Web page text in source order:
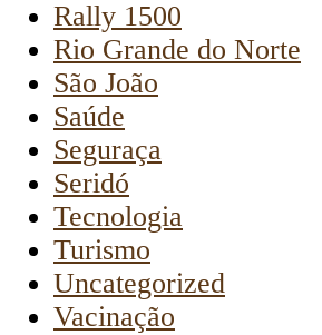
Rally 1500
Rio Grande do Norte
São João
Saúde
Seguraça
Seridó
Tecnologia
Turismo
Uncategorized
Vacinação